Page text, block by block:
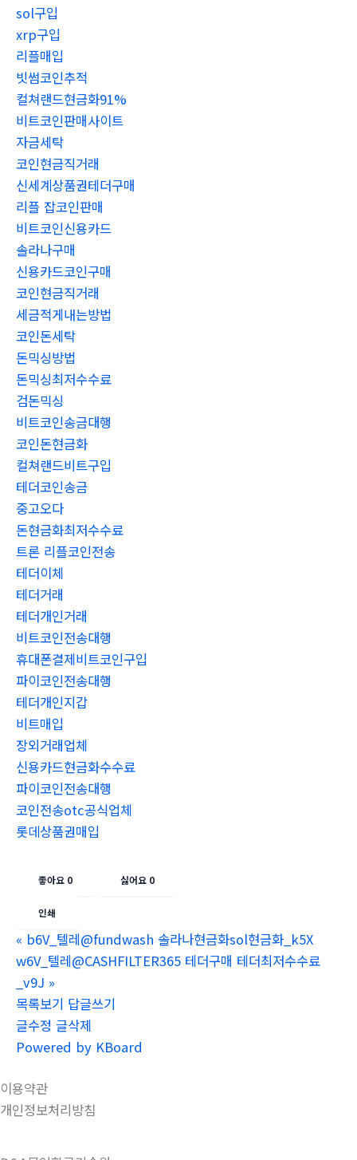
sol구입
xrp구입
리플매입
빗썸코인추적
컬쳐랜드현금화91%
비트코인판매사이트
자금세탁
코인현금직거래
신세계상품권테더구매
리플 잡코인판매
비트코인신용카드
솔라나구매
신용카드코인구매
코인현금직거래
세금적게내는방법
코인돈세탁
돈믹싱방법
돈믹싱최저수수료
검돈믹싱
비트코인송금대행
코인돈현금화
컬쳐랜드비트구입
테더코인송금
중고오다
돈현금화최저수수료
트론 리플코인전송
테더이체
테더거래
테더개인거래
비트코인전송대행
휴대폰결제비트코인구입
파이코인전송대행
테더개인지갑
비트매입
장외거래업체
신용카드현금화수수료
파이코인전송대행
코인전송otc공식업체
롯데상품권매입
좋아요 0 싫어요 0
인쇄
« b6V_텔레@fundwash 솔라나현금화sol현금화_k5X
w6V_텔레@CASHFILTER365 테더구매 테더최저수수료
_v9J »
목록보기 답글쓰기
글수정 글삭제
Powered by KBoard
이용약관
개인정보처리방침